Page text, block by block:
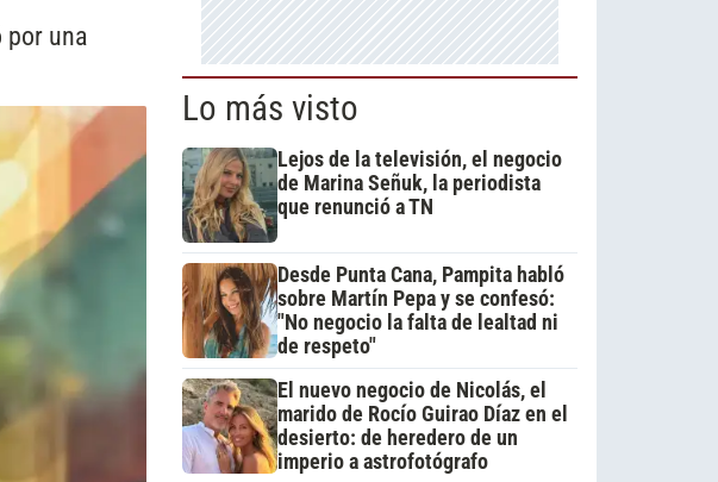
una
Lo más visto
Lejos de la televisión, el negocio
de Marina Señuk, la periodista
que renunció a TN
Desde Punta Cana, Pampita habló
sobre Martín Pepa y se confesó:
"No negocio la falta de lealtad ni
de respeto"
El nuevo negocio de Nicolás, el
marido de Rocío Guirao Díaz en el
desierto: de heredero de un
imperio a astrofotógrafo